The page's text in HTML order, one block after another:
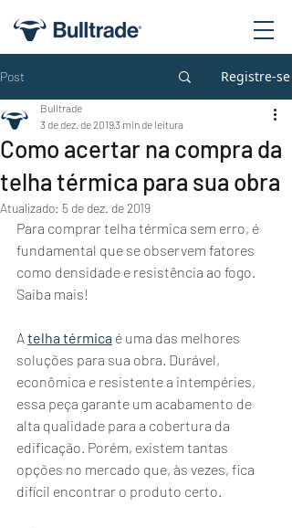
Post Registre-se
Como acertar na compra da
telha térmica para sua obra
Bulltrade
3 de dez. de 20193 min de leitura
Atualizado: 5 de dez. de 2019
Para comprar telha térmica sem erro, é
fundamental que se observem fatores
como densidade e resistência ao fogo.
Saiba mais!
A telha térmica é uma das melhores
soluções para sua obra. Durável,
econômica e resistente a intempéries,
essa peça garante um acabamento de
alta qualidade para a cobertura da
edificação. Porém, existem tantas
opções no mercado que, às vezes, fica
difícil encontrar o produto certo.